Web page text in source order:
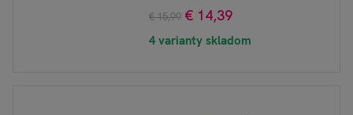
4 varianty skladom
€ 15,99 € 14,39